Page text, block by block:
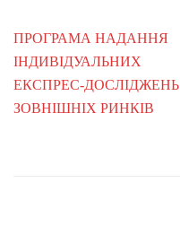
ПРОГРАМА НАДАННЯ
ІНДИВІДУАЛЬНИХ
ЕКСПРЕС-ДОСЛІДЖЕНЬ
ЗОВНІШНІХ РИНКІВ